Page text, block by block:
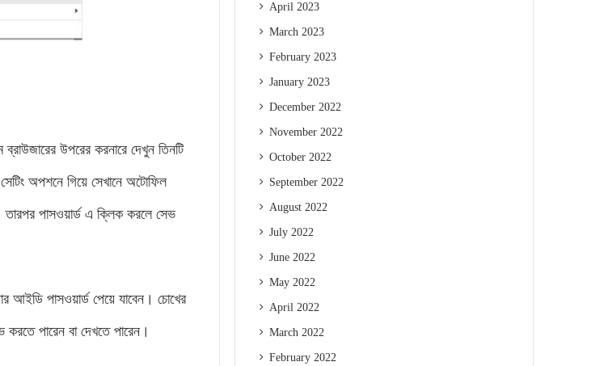
উপরের করনারে দেখুন তিনটি
অপশনে গিয়ে সেখানে অটোফিল
পাসওয়ার্ড এ ক্লিক করলে সেভ
আইডি পাসওয়ার্ড পেয়ে যাবেন। চোখের
পারেন বা দেখতে পারেন।
April 2023
March 2023
February 2023
January 2023
December 2022
November 2022
October 2022
September 2022
August 2022
July 2022
June 2022
May 2022
April 2022
March 2022
February 2022